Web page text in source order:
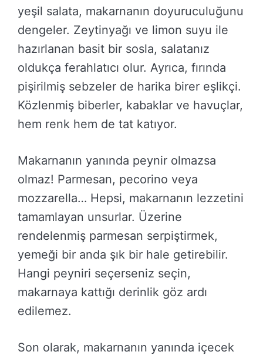
yeşil salata, makarnanın doyuruculuğunu
dengeler. Zeytinyağı ve limon suyu ile
hazırlanan basit bir sosla, salatanız
oldukça ferahlatıcı olur. Ayrıca, fırında
pişirilmiş sebzeler de harika birer eşlikçi.
Közlenmiş biberler, kabaklar ve havuçlar,
hem renk hem de tat katıyor.
Makarnanın yanında peynir olmazsa
olmaz! Parmesan, pecorino veya
mozzarella… Hepsi, makarnanın lezzetini
tamamlayan unsurlar. Üzerine
rendelenmiş parmesan serpiştirmek,
yemeği bir anda şık bir hale getirebilir.
Hangi peyniri seçerseniz seçin,
makarnaya kattığı derinlik göz ardı
edilemez.
Son olarak, makarnanın yanında içecek